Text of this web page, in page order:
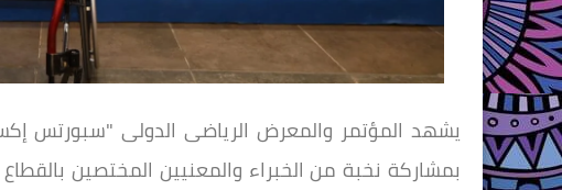
بمشاركة نخبة من الخبراء والمعنيين المختصين